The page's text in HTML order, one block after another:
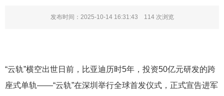
发布时间：2025-10-14 16:31:43 114 次浏览
“云轨”横空出世日前，比亚迪历时5年，投资50亿元研发的跨
座式单轨——“云轨”在深圳举行全球首发仪式，正式宣告进军